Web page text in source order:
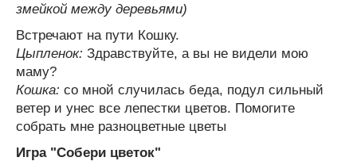
змейкой между деревьями)
Встречают на пути Кошку.
Цыпленок: Здравствуйте, а вы не видели мою
маму?
Кошка: со мной случилась беда, подул сильный
ветер и унес все лепестки цветов. Помогите
собрать мне разноцветные цветы
Игра "Собери цветок"